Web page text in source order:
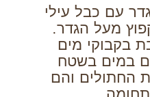
עם כבל עילי
מעל הגדר.
בקבוקי מים
במים בשטח
החתולים והם